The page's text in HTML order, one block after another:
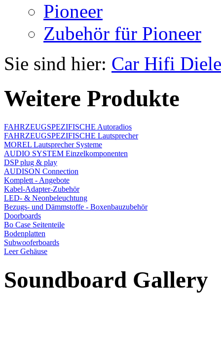
Pioneer
Zubehör für Pioneer
Sie sind hier: Car Hifi
Weitere Produkte
FAHRZEUGSPEZIFISCHE Autoradios
FAHRZEUGSPEZIFISCHE Lautsprecher
MOREL Lautsprecher Systeme
AUDIO SYSTEM Einzelkomponenten
DSP plug & play
AUDISON Connection
Komplett - Angebote
Kabel-Adapter-Zubehör
LED- & Neonbeleuchtung
Bezugs- und Dämmstoffe - Boxenbauzubehör
Doorboards
Bo Case Seitenteile
Bodenplatten
Subwooferboards
Leer Gehäuse
Soundboard Gallery